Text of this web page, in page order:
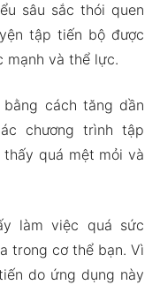
sâu sắc thói quen
tập tiến bộ được
mạnh và thể lực.
cách tăng dần
chương trình tập
thấy quá mệt mỏi và
làm việc quá sức
trong cơ thể bạn. Vì
do ứng dụng này